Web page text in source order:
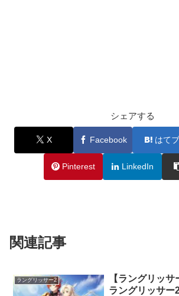
シェアする
X Facebook はてブ
Pinterest LinkedIn
関連記事
ラングリッサー2
【ラングリッサ
ラングリッサ